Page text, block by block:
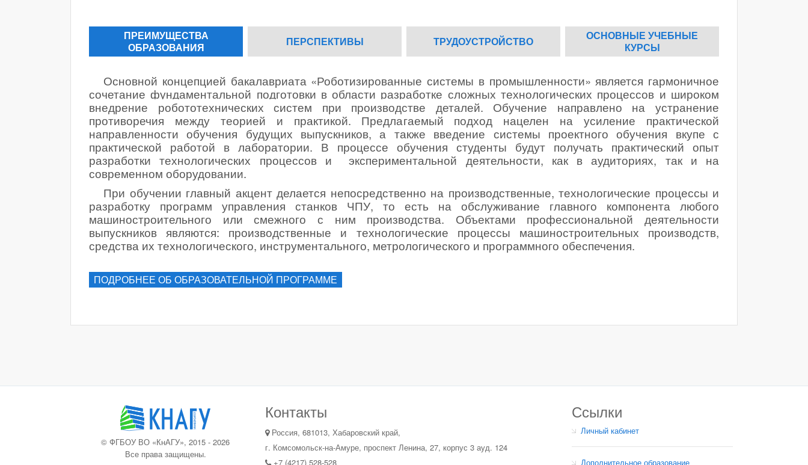
ПРЕИМУЩЕСТВА
ОБРАЗОВАНИЯ
ПЕРСПЕКТИВЫ ТРУДОУСТРОЙСТВО
ОСНОВНЫЕ УЧЕБНЫЕ
КУРСЫ
Основной концепцией бакалавриата «Роботизированные системы в промышленности» является гармоничное
сочетание фундаментальной подготовки в области разработке сложных технологических процессов и широком
внедрение робототехнических систем при производстве деталей. Обучение направлено на устранение
противоречия между теорией и практикой. Предлагаемый подход нацелен на усиление практической
направленности обучения будущих выпускников, а также введение системы проектного обучения вкупе с
практической работой в лаборатории. В процессе обучения студенты будут получать практический опыт
разработки технологических процессов и
экспериментальной деятельности, как в аудиториях, так и на
современном оборудовании.
При обучении главный акцент делается непосредственно на производственные, технологические процессы и
разработку программ управления станков ЧПУ, то есть на обслуживание главного компонента любого
машиностроительного или смежного с ним производства. Объектами профессиональной деятельности
выпускников являются: производственные и технологические процессы машиностроительных производств,
средства их технологического, инструментального, метрологического и программного обеспечения.
ПОДРОБНЕЕ ОБ ОБРАЗОВАТЕЛЬНОЙ ПРОГРАММЕ
© ФГБОУ ВО «КнАГУ», 2015 - 2026
Все права защищены.
Контакты
Россия, 681013, Хабаровский край,
г. Комсомольск-на-Амуре, проспект Ленина, 27, корпус 3 ауд. 124
+7 (4217) 528-528
Ссылки
Личный кабинет
Дополнительное образование